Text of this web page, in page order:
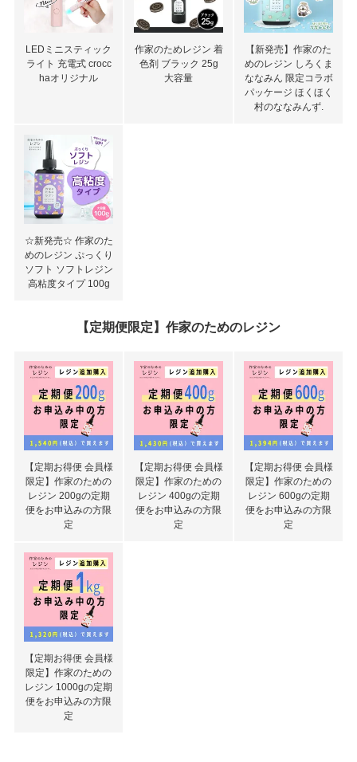
LEDミニスティック
ライト 充電式 crocc
haオリジナル
作家のためレジン 着
色剤 ブラック 25g
大容量
【新発売】作家のた
めのレジン しろくま
ななみん 限定コラボ
パッケージ ほくほく
村のななみんず.
☆新発売☆ 作家のた
めのレジン ぷっくり
ソフト ソフトレジン
高粘度タイプ 100g
【定期便限定】作家のためのレジン
【定期お得便 会員様
限定】作家のための
レジン 200gの定期
便をお申込みの方限
定
【定期お得便 会員様
限定】作家のための
レジン 400gの定期
便をお申込みの方限
定
【定期お得便 会員様
限定】作家のための
レジン 600gの定期
便をお申込みの方限
定
【定期お得便 会員様
限定】作家のための
レジン 1000gの定期
便をお申込みの方限
定